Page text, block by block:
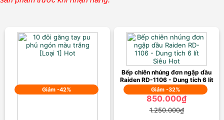
Giảm -42% Giảm -32%
Bếp chiên nhúng đơn ngập dầu
Raiden RD-1106 - Dung tích 6 lít
Siêu Hot
850.000₫
1.250.000₫